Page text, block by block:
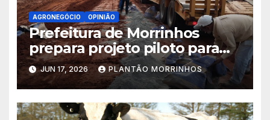
AGRONEGÓCIO OPINIÃO
Prefeitura de Morrinhos
prepara projeto piloto para
aplicação de solo-cimento em
estradas vicinais
JUN 17, 2026 PLANTÃO MORRINHOS